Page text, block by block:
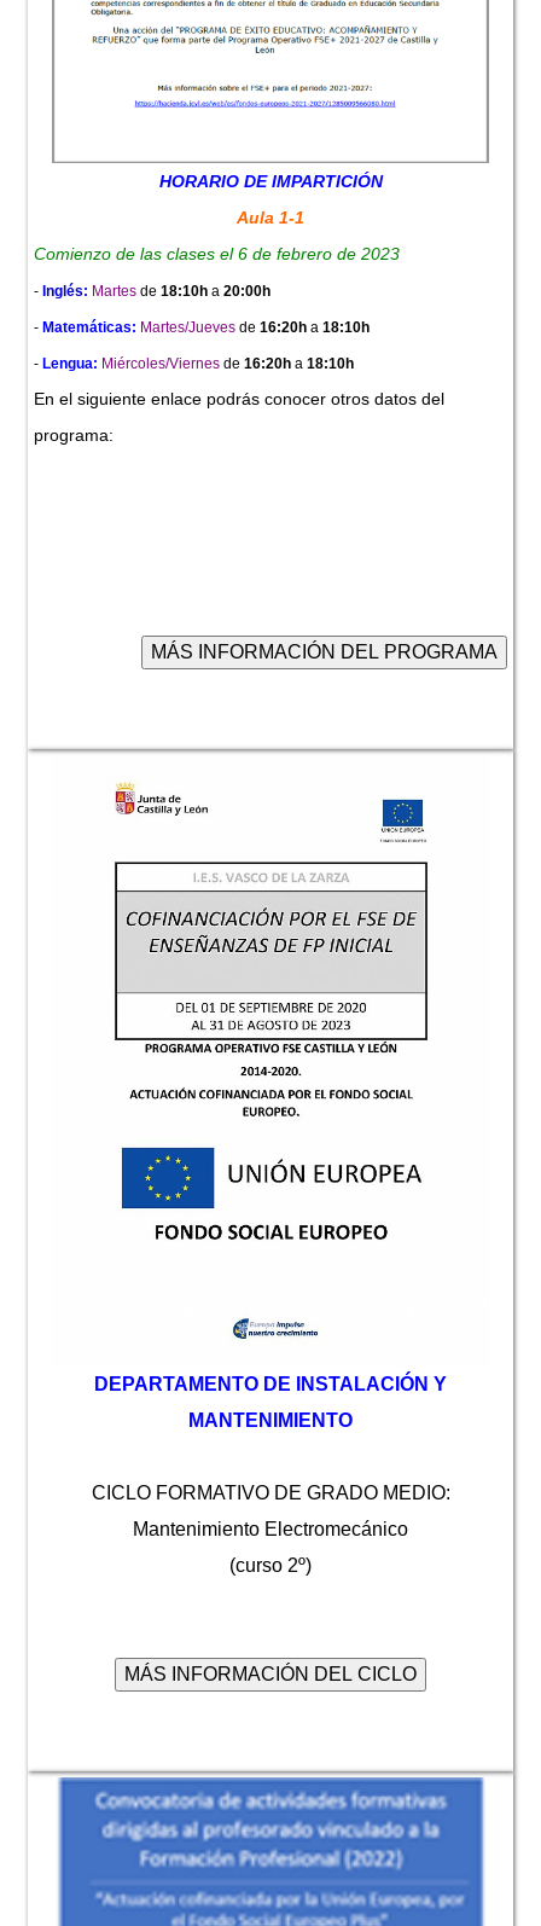
HORARIO DE IMPARTICIÓN
Aula 1-1
Comienzo de las clases el 6 de febrero de 2023
- Inglés: Martes de 18:10h a 20:00h
- Matemáticas: Martes/Jueves de 16:20h a 18:10h
- Lengua: Miércoles/Viernes de 16:20h a 18:10h
En el siguiente enlace podrás conocer otros datos del
programa:
D EPARTAMENTO DE INSTALACIÓN Y
MANTENIMIENTO
CICLO FORMATIVO DE GRADO MEDIO:
Mantenimiento Electromecánico
(curso 2º)